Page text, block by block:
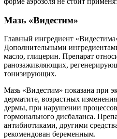
Мазь «Видестим»
Главный ингредиент
Дополнительными
масло, глицерин. Препарат
ранозаживляющих,
тонизирующих.
Мазь «Видестим» показана при
дерматите, возрастных
дермы, при нарушении процессов
гормонального дисбаланса.
антибиотиками, другими
рекомендован беременным.